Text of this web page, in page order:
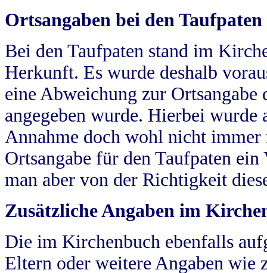
Ortsangaben bei den Taufpaten
Bei den Taufpaten stand im
Herkunft. Es wurde deshalb
eine Abweichung zur
angegeben wurde. Hierbei wurde
Annahme doch wohl nicht
Ortsangabe für den Taufpaten
man aber von der Richtigkeit
Zusätzliche Angaben im
Die im Kirchenbuch ebenfalls
Eltern oder weitere Angaben wie